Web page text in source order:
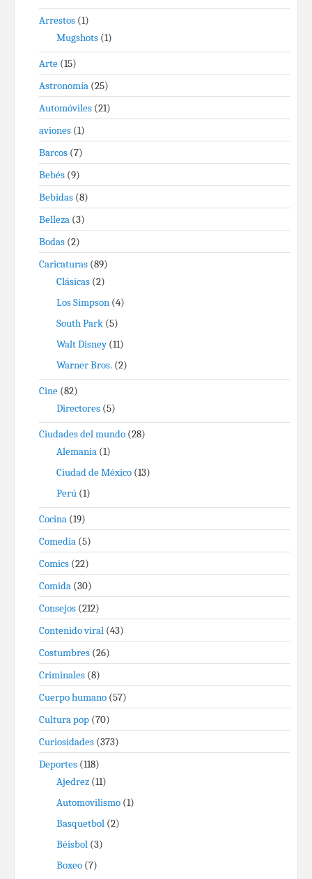
Arrestos (1)
Mugshots (1)
Arte (15)
Astronomía (25)
Automóviles (21)
aviones (1)
Barcos (7)
Bebés (9)
Bebidas (8)
Belleza (3)
Bodas (2)
Caricaturas (89)
Clásicas (2)
Los Simpson (4)
South Park (5)
Walt Disney(11)
Warner Bros. (2)
Cine (82)
Directores (5)
Ciudades del mundo (28)
Alemania (1)
Ciudad de México (13)
Perú (1)
Cocina (19)
Comedia (5)
Comics (22)
Comida (30)
Consejos (212)
Contenido viral (43)
Costumbres (26)
Criminales (8)
Cuerpo humano (57)
Cultura pop (70)
Curiosidades (373)
Deportes (118)
Ajedrez (11)
Automovilismo (1)
Basquetbol (2)
Béisbol (3)
Boxeo (7)